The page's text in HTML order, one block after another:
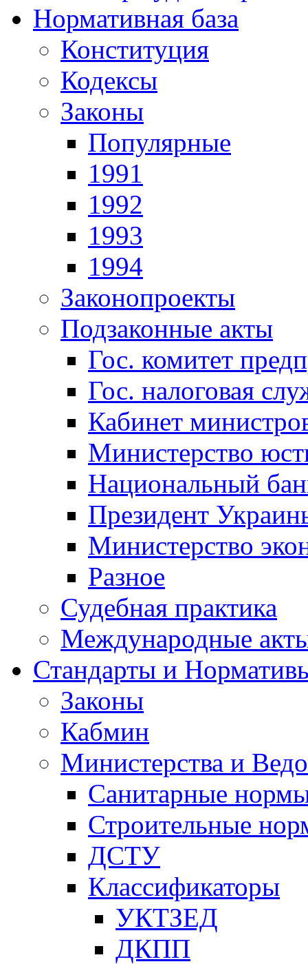
Нормативная база
Конституция
Кодексы
Законы
Популярные
1991
1992
1993
1994
Законопроекты
Подзаконные акты
Гос. комитет
Гос. налоговая
Кабинет
Министерство
Национальный
Президент
Министерство
Разное
Судебная практика
Международные
Стандарты и
Законы
Кабмин
Министерства и
Санитарные
Строительные
ДСТУ
Классификаторы
УКТЗЕД
ДКПП